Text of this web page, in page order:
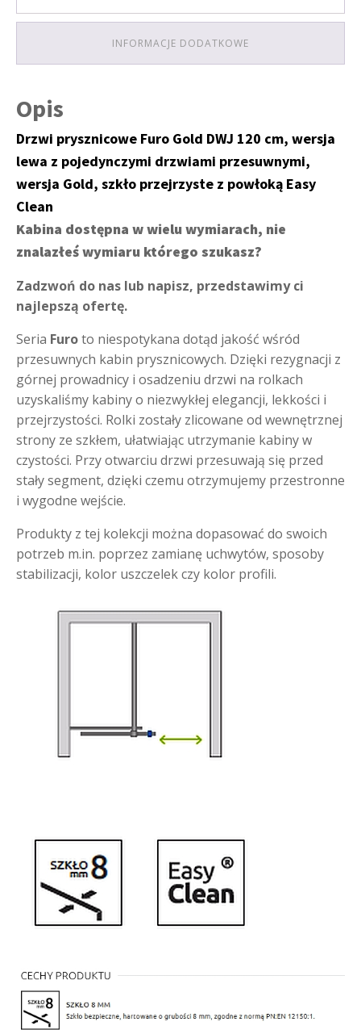
INFORMACJE DODATKOWE
Opis
Drzwi prysznicowe Furo Gold DWJ 120 cm, wersja
lewa z pojedynczymi drzwiami przesuwnymi,
wersja Gold, szkło przejrzyste z powłoką Easy
Clean
Kabina dostępna w wielu wymiarach, nie
znalazłeś wymiaru którego szukasz?
Zadzwoń do nas lub napisz, przedstawimy ci
najlepszą ofertę.
Seria Furoto niespotykana dotąd jakość wśród
przesuwnych kabin prysznicowych. Dzięki rezygnacji z
górnej prowadnicy i osadzeniu drzwi na rolkach
uzyskaliśmy kabiny o niezwykłej elegancji, lekkości i
przejrzystości. Rolki zostały zlicowane od wewnętrznej
strony ze szkłem, ułatwiając utrzymanie kabiny w
czystości. Przy otwarciu drzwi przesuwają się przed
stały segment, dzięki czemu otrzymujemy przestronne
i wygodne wejście.
Produkty z tej kolekcji można dopasować do swoich
potrzeb m.in. poprzez zamianę uchwytów, sposoby
stabilizacji, kolor uszczelek czy kolor profili.